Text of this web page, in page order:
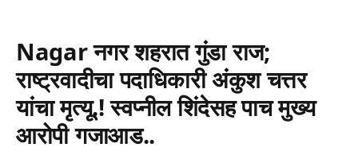
Nagar नगर शहरात गुंडा राज;
राष्ट्रवादीचा पदाधिकारी अंकुश चत्तर
यांचा मृत्यू.! स्वप्नील शिंदेसह पाच मुख्य
आरोपी गजाआड..